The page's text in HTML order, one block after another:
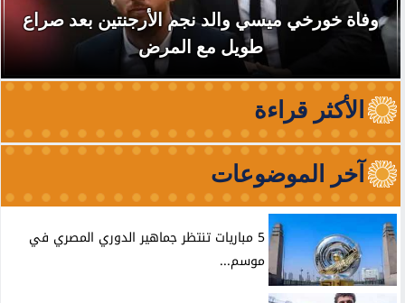
وفاة خورخي ميسي والد نجم الأرجنتين بعد صراع
طويل مع المرض
الأكثر قراءة
آخر الموضوعات
5 مباريات تنتظر جماهير الدوري المصري في
موسم...